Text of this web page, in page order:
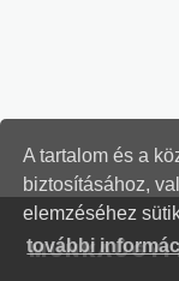
A tartalom és a
biztosításához,
elemzéséhez
további
MUNKAÜGYI